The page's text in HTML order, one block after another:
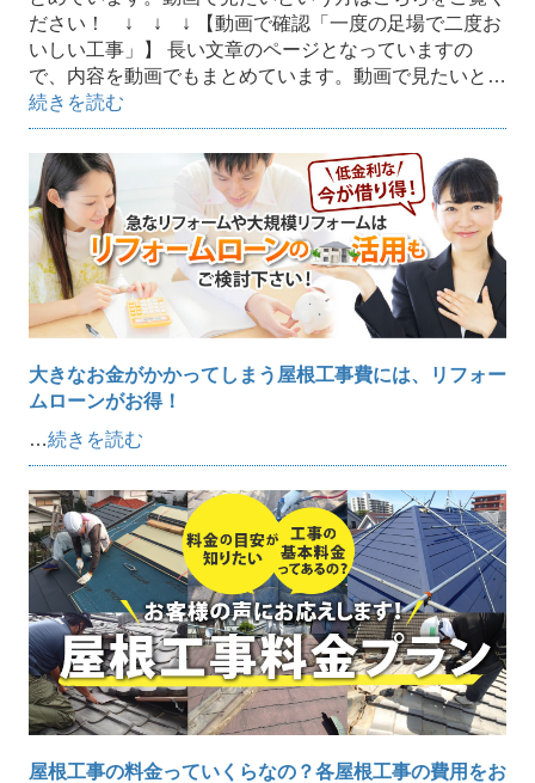
ださい！ ↓ ↓ ↓ 【動画で確認「一度の足場で二度お
いしい工事」】 長い文章のページとなっていますの
で、内容を動画でもまとめています。動画で見たいと…
続きを読む
大きなお金がかかってしまう屋根工事費には、リフォー
ムローンがお得！
…続きを読む
屋根工事の料金っていくらなの？各屋根工事の費用をお